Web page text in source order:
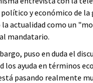
y económico de
actualidad como un
mandatario.
puso en duda el
los ayuda en términos
pasando realmente